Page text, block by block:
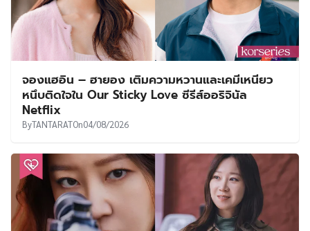
จองแฮอิน – ฮายอง เติมความหวานและเคมีเหนียว
หนึบติดใจใน Our Sticky Love ซีรีส์ออริจินัล
Netflix
ByTANTARATOn04/08/2026